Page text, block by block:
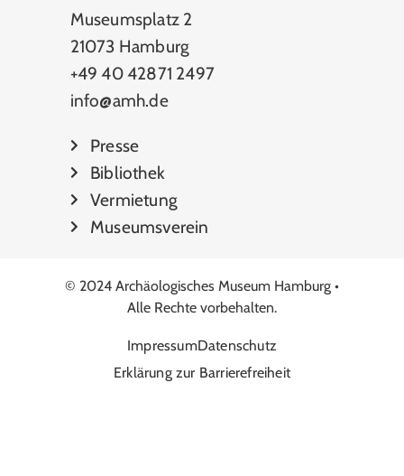
Museumsplatz 2
21073 Hamburg
+49 40 42871 2497
info@amh.de
Presse
Bibliothek
Vermietung
Museumsverein
© 2024 Archäologisches Museum Hamburg •
Alle Rechte vorbehalten.
ImpressumDatenschutz
Erklärung zur Barrierefreiheit